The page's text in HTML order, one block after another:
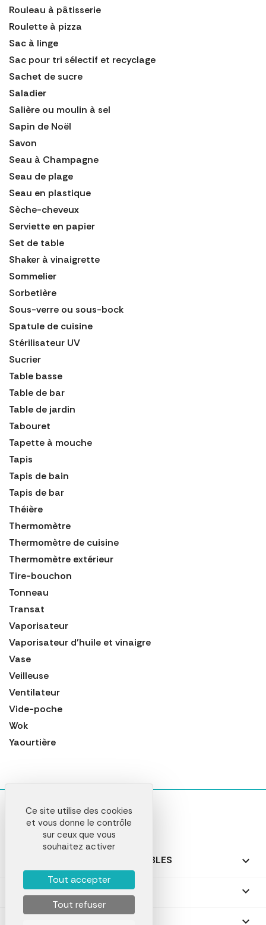
Rouleau à pâtisserie
Roulette à pizza
Sac à linge
Sac pour tri sélectif et recyclage
Sachet de sucre
Saladier
Salière ou moulin à sel
Sapin de Noël
Savon
Seau à Champagne
Seau de plage
Seau en plastique
Sèche-cheveux
Serviette en papier
Set de table
Shaker à vinaigrette
Sommelier
Sorbetière
Sous-verre ou sous-bock
Spatule de cuisine
Stérilisateur UV
Sucrier
Table basse
Table de bar
Table de jardin
Tabouret
Tapette à mouche
Tapis
Tapis de bain
Tapis de bar
Théière
Thermomètre
Thermomètre de cuisine
Thermomètre extérieur
Tire-bouchon
Tonneau
Transat
Vaporisateur
Vaporisateur d'huile et vinaigre
Vase
Veilleuse
Ventilateur
Vide-poche
Wok
Yaourtière
NOS PRODUITS PERSONNALISABLES 
NOS CADEAUX PERSONNALISÉS 

Ce site utilise des cookies
et vous donne le contrôle
sur ceux que vous
souhaitez activer
Tout accepter
Tout refuser